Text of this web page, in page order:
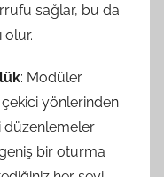
sağlar, bu da
olur.
: Modüler
yönlerinden
düzenlemeler
bir oturma